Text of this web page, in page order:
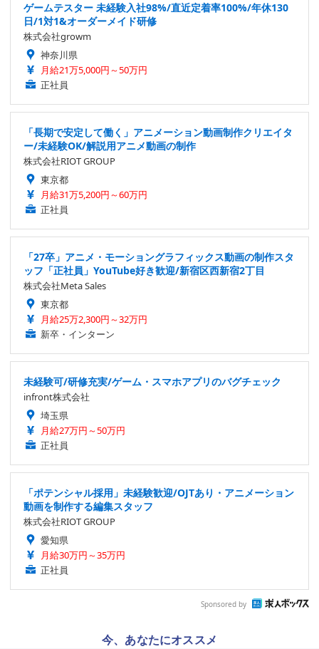
ゲームテスター 未経験入社98%/直近定着率100%/年休130
日/1対1&オーダーメイド研修
株式会社growm
神奈川県
月給21万5,000円～50万円
正社員
「長期で安定して働く」アニメーション動画制作クリエイタ
ー/未経験OK/解説用アニメ動画の制作
株式会社RIOT GROUP
東京都
月給31万5,200円～60万円
正社員
「27卒」アニメ・モーショングラフィックス動画の制作スタ
ッフ「正社員」YouTube好き歓迎/新宿区西新宿2丁目
株式会社Meta Sales
東京都
月給25万2,300円～32万円
新卒・インターン
未経験可/研修充実/ゲーム・スマホアプリのバグチェック
infront株式会社
埼玉県
月給27万円～50万円
正社員
「ポテンシャル採用」未経験歓迎/OJTあり・アニメーション
動画を制作する編集スタッフ
株式会社RIOT GROUP
愛知県
月給30万円～35万円
正社員
Sponsored by
今、あなたにオススメ